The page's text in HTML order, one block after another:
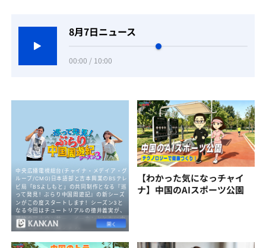
8月7日ニュース
00:00 / 10:00
【わかった気になっチャイ
ナ】中国のAIスポーツ公園